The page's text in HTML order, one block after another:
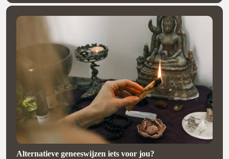
Alternatieve geneeswijzen iets voor jou?